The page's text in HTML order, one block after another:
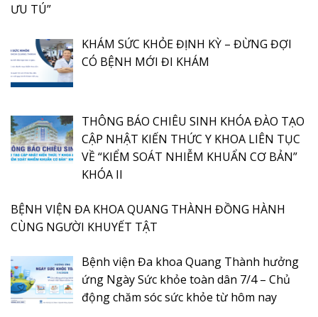
ƯU TÚ”
KHÁM SỨC KHỎE ĐỊNH KỲ – ĐỪNG ĐỢI
CÓ BỆNH MỚI ĐI KHÁM
THÔNG BÁO CHIÊU SINH KHÓA ĐÀO TẠO
CẬP NHẬT KIẾN THỨC Y KHOA LIÊN TỤC
VỀ “KIỂM SOÁT NHIỄM KHUẨN CƠ BẢN”
KHÓA II
BỆNH VIỆN ĐA KHOA QUANG THÀNH ĐỒNG HÀNH
CÙNG NGƯỜI KHUYẾT TẬT
Bệnh viện Đa khoa Quang Thành hưởng
ứng Ngày Sức khỏe toàn dân 7/4 – Chủ
động chăm sóc sức khỏe từ hôm nay